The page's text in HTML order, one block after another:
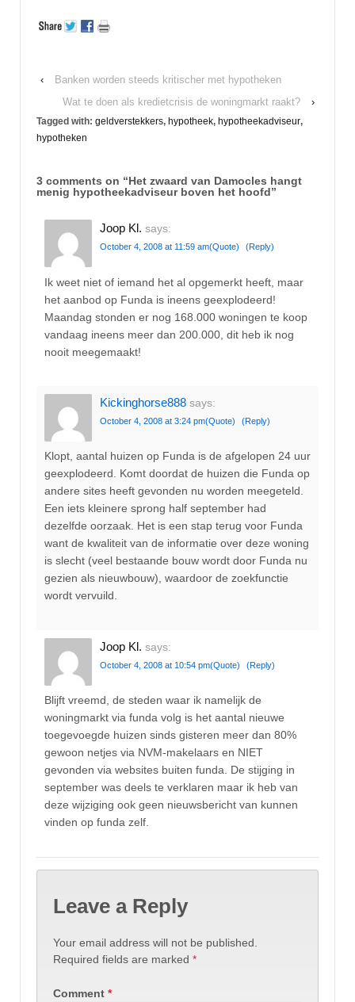
‹
Banken worden steeds kritischer met hypotheken
Wat te doen als kredietcrisis de woningmarkt raakt?
›
Tagged with: geldverstekkers, hypotheek, hypotheekadviseur,
hypotheken
3 comments on “Het zwaard van Damocles hangt
menig hypotheekadviseur boven het hoofd”
Joop Kl. says:
October 4, 2008 at 11:59 am(Quote) (Reply)
Ik weet niet of iemand het al opgemerkt heeft, maar
het aanbod op Funda is ineens geexplodeerd!
Maandag stonden er nog 168.000 woningen te koop
vandaag ineens meer dan 200.000, dit heb ik nog
nooit meegemaakt!
Kickinghorse888 says:
October 4, 2008 at 3:24 pm(Quote) (Reply)
Klopt, aantal huizen op Funda is de afgelopen 24 uur
geexplodeerd. Komt doordat de huizen die Funda op
andere sites heeft gevonden nu worden meegeteld.
Een iets kleinere sprong half september had
dezelfde oorzaak. Het is een stap terug voor Funda
want de kwaliteit van de informatie over deze woning
is slecht (veel bestaande bouw wordt door Funda nu
gezien als nieuwbouw), waardoor de zoekfunctie
wordt vervuild.
Joop Kl. says:
October 4, 2008 at 10:54 pm(Quote) (Reply)
Blijft vreemd, de steden waar ik namelijk de
woningmarkt via funda volg is het aantal nieuwe
toegevoegde huizen sinds gisteren meer dan 80%
gewoon netjes via NVM-makelaars en NIET
gevonden via websites buiten funda. De stijging in
september was deels te verklaren maar ik heb van
deze wijziging ook geen nieuwsbericht van kunnen
vinden op funda zelf.
Leave a Reply
Your email address will not be published.
Required fields are marked *
Comment *